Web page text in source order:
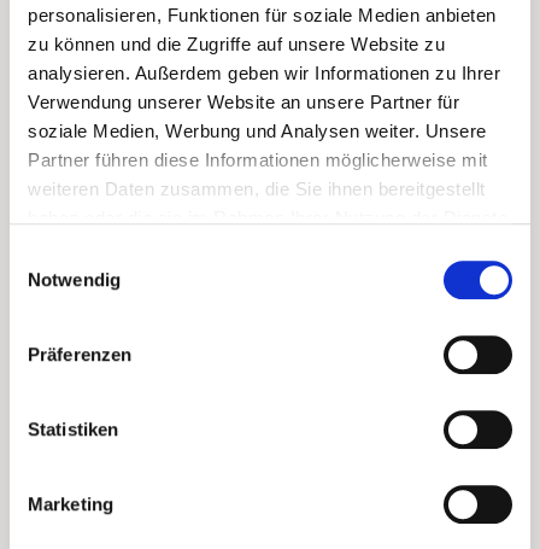
personalisieren, Funktionen für soziale Medien anbieten
zu können und die Zugriffe auf unsere Website zu
analysieren. Außerdem geben wir Informationen zu Ihrer
Verwendung unserer Website an unsere Partner für
soziale Medien, Werbung und Analysen weiter. Unsere
Partner führen diese Informationen möglicherweise mit
weiteren Daten zusammen, die Sie ihnen bereitgestellt
Notwendig
Präferenzen
Statistiken
Marketing
Mehl und Salz in einer Schüssel mischen. Das Ei
dazugeben und nach und nach Wasser
einarbeiten, bis ein fester, glatter Teig entsteht
(ähnlich wie Nudelteig).
Den Teig auf leicht bemehlter Fläche dünn
ausrollen (2 – 3 mm) und in kleine Rechtecke oder
Knoblauch und Hackfleisch darin anbraten, bis es
leicht gebräunt ist. Ají de color bzw. Paprikapulver,
mitrösten. Karotten, Kürbis, Kartoffeln und
köcheln.